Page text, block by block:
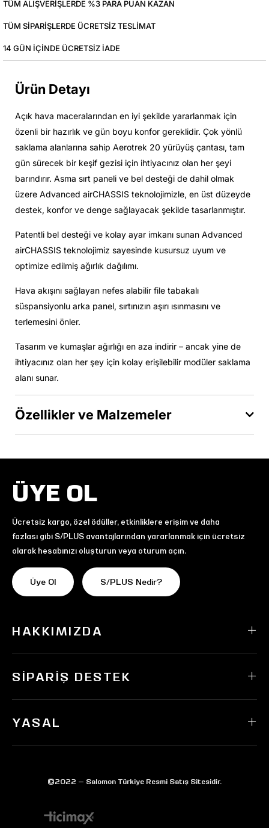
TÜM ALIŞVERIŞLERDE %3 PARA PUAN KAZAN
TÜM SIPARIŞLERDE ÜCRETSIZ TESLIMAT
14 GÜN IÇINDE ÜCRETSIZ IADE
Ürün Detayı
Açık hava maceralarından en iyi şekilde yararlanmak için
özenli bir hazırlık ve gün boyu konfor gereklidir. Çok yönlü
saklama alanlarına sahip Aerotrek 20 yürüyüş çantası, tam
gün sürecek bir keşif gezisi için ihtiyacınız olan her şeyi
barındırır. Asma sırt paneli ve bel desteği de dahil olmak
üzere Advanced airCHASSIS teknolojimizle, en üst düzeyde
destek, konfor ve denge sağlayacak şekilde tasarlanmıştır.
Patentli bel desteği ve kolay ayar imkanı sunan Advanced
airCHASSIS teknolojimiz sayesinde kusursuz uyum ve
optimize edilmiş ağırlık dağılımı.
Hava akışını sağlayan nefes alabilir file tabakalı
süspansiyonlu arka panel, sırtınızın aşırı ısınmasını ve
terlemesini önler.
Tasarım ve kumaşlar ağırlığı en aza indirir – ancak yine de
ihtiyacınız olan her şey için kolay erişilebilir modüler saklama
alanı sunar.
Özellikler ve Malzemeler
ÜYE OL
Ücretsiz kargo, özel ödüller, etkinliklere erişim ve daha
fazlası gibi S/PLUS avantajlarından yararlanmak için ücretsiz
olarak hesabınızı oluşturun veya oturum açın.
Üye Ol S/PLUS Nedir?
HAKKIMIZDA
SIPARIŞ DESTEK
YASAL
©2022 — Salomon Türkiye Resmi Satış Sitesidir.